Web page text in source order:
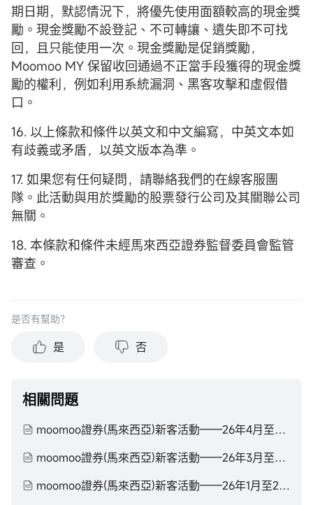
期日期，默認情況下，將優先使用面額較高的現金獎
勵。現金獎勵不設登記、不可轉讓、遺失即不可找
回，且只能使用一次。現金獎勵是促銷獎勵，
Moomoo MY 保留收回通過不正當手段獲得的現金獎
勵的權利，例如利用系統漏洞、黑客攻擊和虛假借
口。
16. 以上條款和條件以英文和中文編寫，中英文本如
有歧義或矛盾，以英文版本為準。
17. 如果您有任何疑問，請聯絡我們的在線客服團
隊。此活動與用於獎勵的股票發行公司及其關聯公司
無關。
18. 本條款和條件未經馬來西亞證券監督委員會監管
審查。
是否有幫助？
是 否
相關問題
moomoo證券(馬來西亞)新客活動——26年4月至26年6月
moomoo證券(馬來西亞)新客活動——26年3月至26年4月
moomoo證券(馬來西亞)新客活動——26年1月至26年3月